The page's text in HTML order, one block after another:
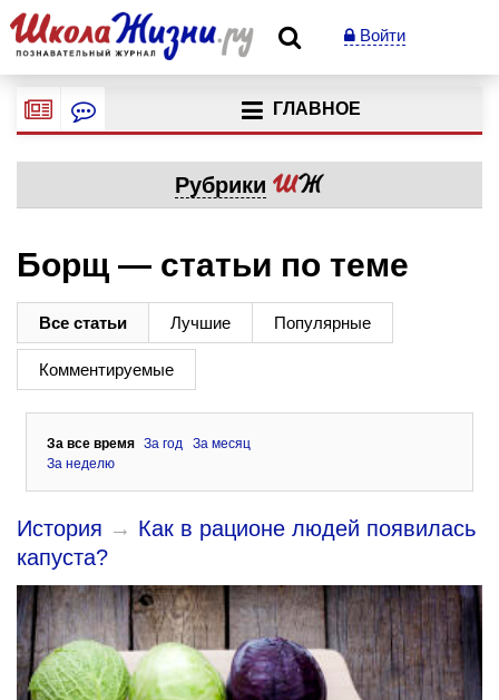
Войти
ГЛАВНОЕ
Рубрики
Борщ — статьи по теме
Все статьи Лучшие Популярные
Комментируемые
За все время За год
За месяц
За неделю
История → Как в рационе людей появилась
капуста?